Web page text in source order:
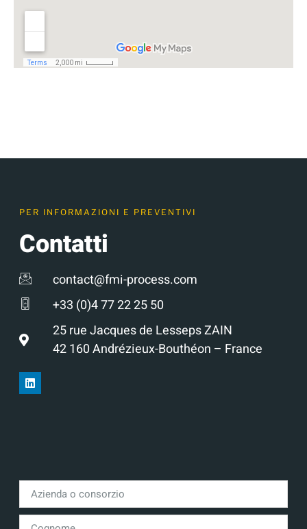
PER INFORMAZIONI E PREVENTIVI
Contatti
contact@fmi-process.com
+33 (0)4 77 22 25 50
25 rue Jacques de Lesseps ZAIN
42 160 Andrézieux-Bouthéon – France